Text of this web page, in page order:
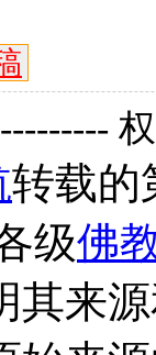
转载的
级佛
其来